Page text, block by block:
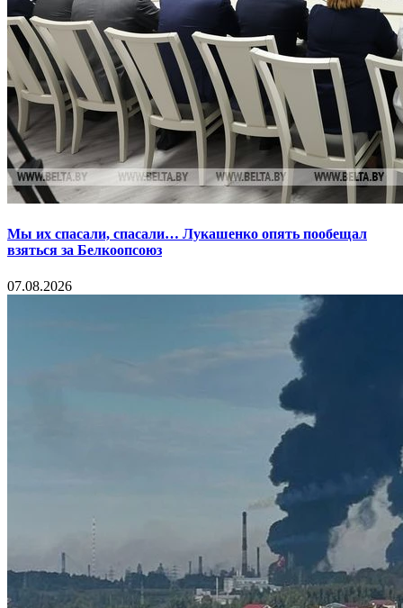
Мы их спасали, спасали… Лукашенко опять пообещал
взяться за Белкоопсоюз
07.08.2026